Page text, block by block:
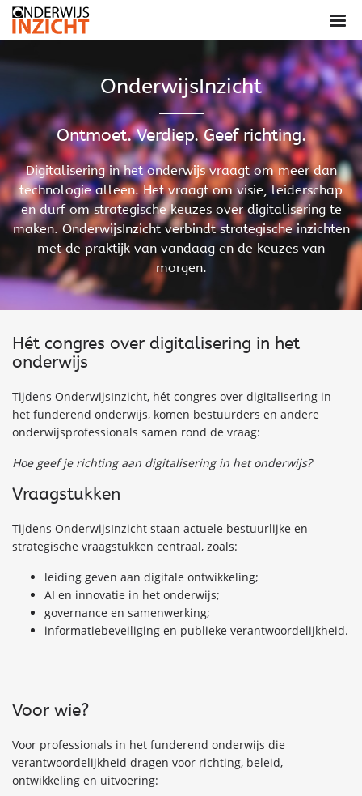
OnderwijsInzicht
Ontmoet. Verdiep. Geef richting.
Digitalisering in het onderwijs vraagt om meer dan
technologie alleen. Het vraagt om visie, leiderschap
en durf om strategische keuzes over digitalisering te
maken. OnderwijsInzicht verbindt strategische inzichten
met de praktijk van vandaag en de keuzes van
morgen.
Hét congres over digitalisering in het
onderwijs
Tijdens OnderwijsInzicht, hét congres over digitalisering in
het funderend onderwijs, komen bestuurders en andere
onderwijsprofessionals samen rond de vraag:
Hoe geef je richting aan digitalisering in het onderwijs?
Vraagstukken
Tijdens OnderwijsInzicht staan actuele bestuurlijke en
strategische vraagstukken centraal, zoals:
leiding geven aan digitale ontwikkeling;
AI en innovatie in het onderwijs;
governance en samenwerking;
informatiebeveiliging en publieke verantwoordelijkheid.
Voor wie?
Voor professionals in het funderend onderwijs die
verantwoordelijkheid dragen voor richting, beleid,
ontwikkeling en uitvoering: